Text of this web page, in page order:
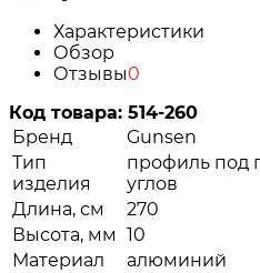
Характеристики
Обзор
Отзывы0
Код товара: 514-260
Бренд
Gunsen
Тип
изделия
профиль под
углов
Длина, см
270
Высота, мм 10
Материал
алюминий